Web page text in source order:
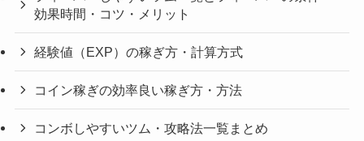
効果時間・コツ・メリット
経験値（EXP）の稼ぎ方・計算方式
コイン稼ぎの効率良い稼ぎ方・方法
コンボしやすいツム・攻略法一覧まとめ